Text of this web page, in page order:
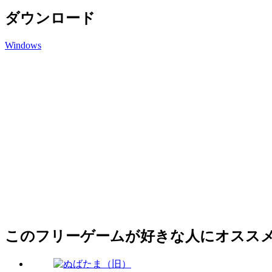
ダウンロード
Windows
このフリーゲームが好きな人にオスス